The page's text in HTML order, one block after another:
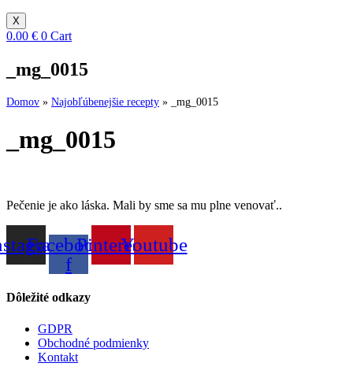
X
0.00 € 0 Cart
_mg_0015
Domov » Najobľúbenejšie recepty » _mg_0015
_mg_0015
Pečenie je ako láska. Mali by sme sa mu plne venovať..
Facebook-
f
PinterestYoutube
Dôležité odkazy
GDPR
Obchodné podmienky
Kontakt